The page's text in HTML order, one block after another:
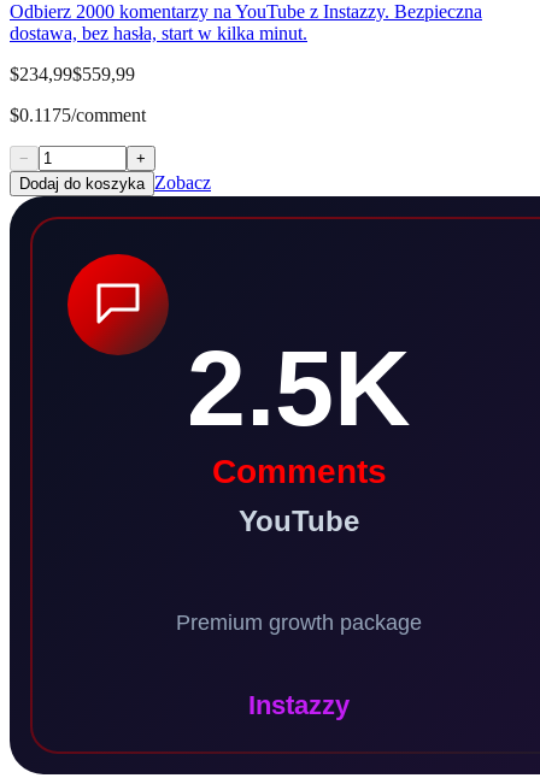
Odbierz 2000 komentarzy na YouTube z Instazzy. Bezpieczna
dostawa, bez hasła, start w kilka minut.
$234,99$559,99
$0.1175/comment
−
+
Dodaj do koszyka Zobacz